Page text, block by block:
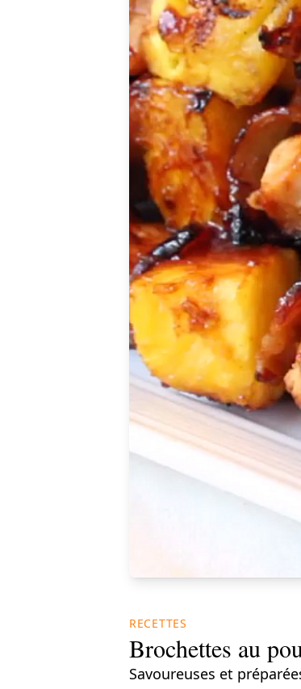
RECETTES
Brochettes au
Savoureuses et